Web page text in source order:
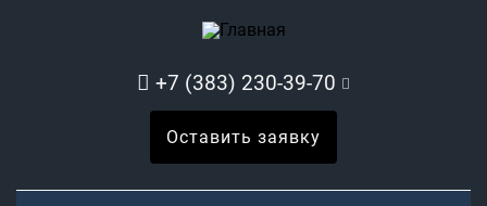
+7 (383) 230-39-70
Оставить заявку